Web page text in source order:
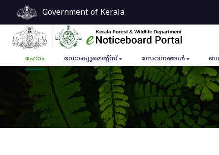
Government of Kerala
ഹോം ഡോക്യുമെൻ്റ്സ് സേവനങ്ങൾ